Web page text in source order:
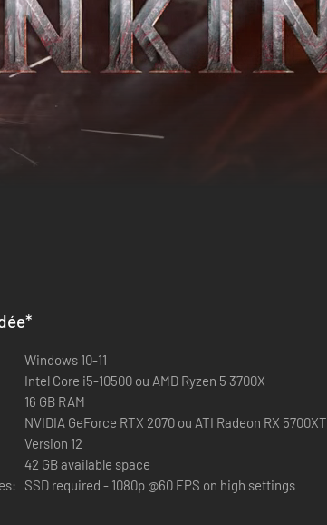
*
Windows 10-11
Intel Core i5-10500 ou AMD Ryzen 5 3700X
16 GB RAM
NVIDIA GeForce RTX 2070 ou ATI Radeon RX 5700XT
Version 12
42 GB available space
SSD required - 1080p @60 FPS on high settings